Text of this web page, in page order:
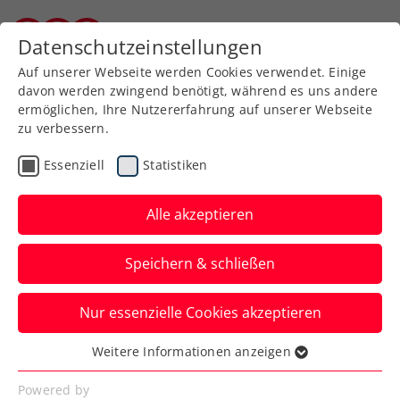
Aktuelle News
News filtern
Datenschutzeinstellungen
Auf unserer Webseite werden Cookies verwendet. Einige
davon werden zwingend benötigt, während es uns andere
ermöglichen, Ihre Nutzererfahrung auf unserer Webseite
zu verbessern.
Essenziell Statistiken
Alle akzeptieren
Speichern & schließen
Nur essenzielle Cookies akzeptieren
Essenziell
Essenzielle Cookies werden für grundlegende
Weitere Informationen anzeigen
Powered by